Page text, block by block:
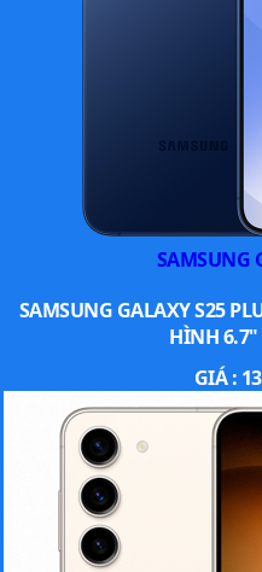
SAMSUNG
SAMSUNG GALAXY S25
HÌNH
GIÁ :